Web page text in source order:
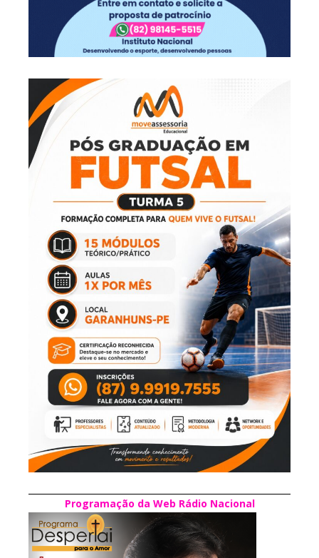
Programação da Web Rádio Nacional